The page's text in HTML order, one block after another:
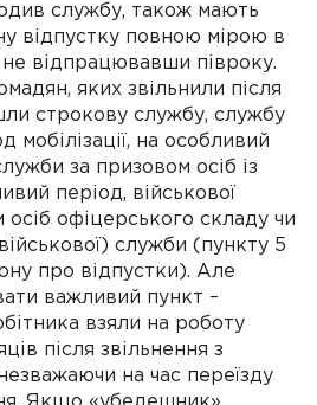
службу, також мають
відпустку повною мірою в
відпрацювавши півроку.
яких звільнили після
строкову службу, службу
мобілізації, на особливий
за призовом осіб із
період, військової
офіцерського складу чи
служби (пункту 5
про відпустки). Але
важливий пункт –
взяли на роботу
після звільнення з
на час переїзду